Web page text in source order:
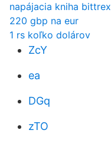
napájacia kniha bittrex
220 gbp na eur
1 rs koľko dolárov
ZcY
ea
DGq
zTO